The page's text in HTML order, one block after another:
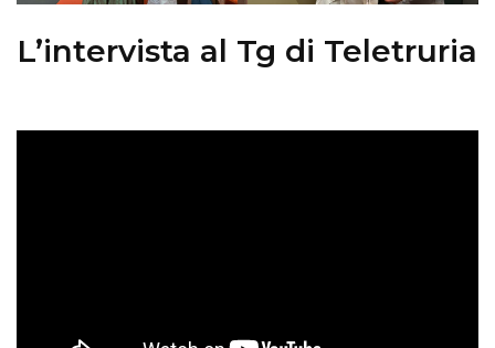
L’intervista al Tg di Teletruria